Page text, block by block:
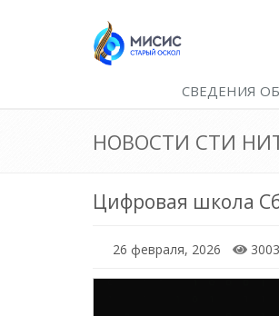
СВЕДЕНИЯ
НОВОСТИ СТИ
Цифровая школа
26 февраля, 2026 3003